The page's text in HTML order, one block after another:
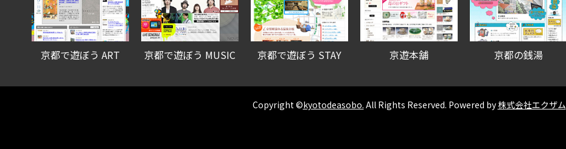
京都で遊ぼう ART 京都で遊ぼう MUSIC 京都で遊ぼう STAY 京遊本舗 京都の銭湯
Copyright ©kyotodeasobo. All Rights Reserved. Powered by株式会社エクザム